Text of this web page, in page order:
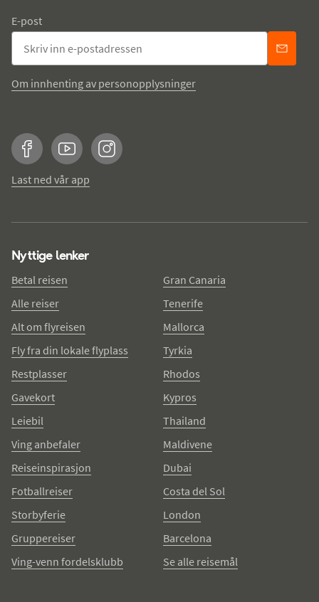
E-post
Om innhenting av personopplysninger
FacebookYouTubeInstagram
Last ned vår app
Nyttige lenker
Betal reisen
Alle reiser
Alt om flyreisen
Fly fra din lokale flyplass
Restplasser
Gavekort
Leiebil
Ving anbefaler
Reiseinspirasjon
Fotballreiser
Storbyferie
Gruppereiser
Ving-venn fordelsklubb
Gran Canaria
Tenerife
Mallorca
Tyrkia
Rhodos
Kypros
Thailand
Maldivene
Dubai
Costa del Sol
London
Barcelona
Se alle reisemål